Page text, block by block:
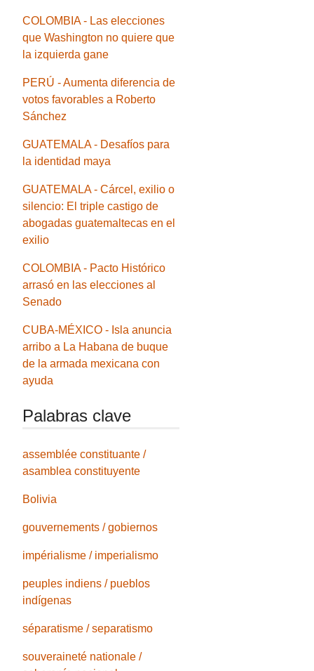
COLOMBIA - Las elecciones
que Washington no quiere que
la izquierda gane
PERÚ - Aumenta diferencia de
votos favorables a Roberto
Sánchez
GUATEMALA - Desafíos para
la identidad maya
GUATEMALA - Cárcel, exilio o
silencio: El triple castigo de
abogadas guatemaltecas en el
exilio
COLOMBIA - Pacto Histórico
arrasó en las elecciones al
Senado
CUBA-MÉXICO - Isla anuncia
arribo a La Habana de buque
de la armada mexicana con
ayuda
Palabras clave
assemblée constituante /
asamblea constituyente
Bolivia
gouvernements / gobiernos
impérialisme / imperialismo
peuples indiens / pueblos
indígenas
séparatisme / separatismo
souveraineté nationale /